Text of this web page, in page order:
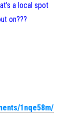
a local spot
on???
1nqe58m/